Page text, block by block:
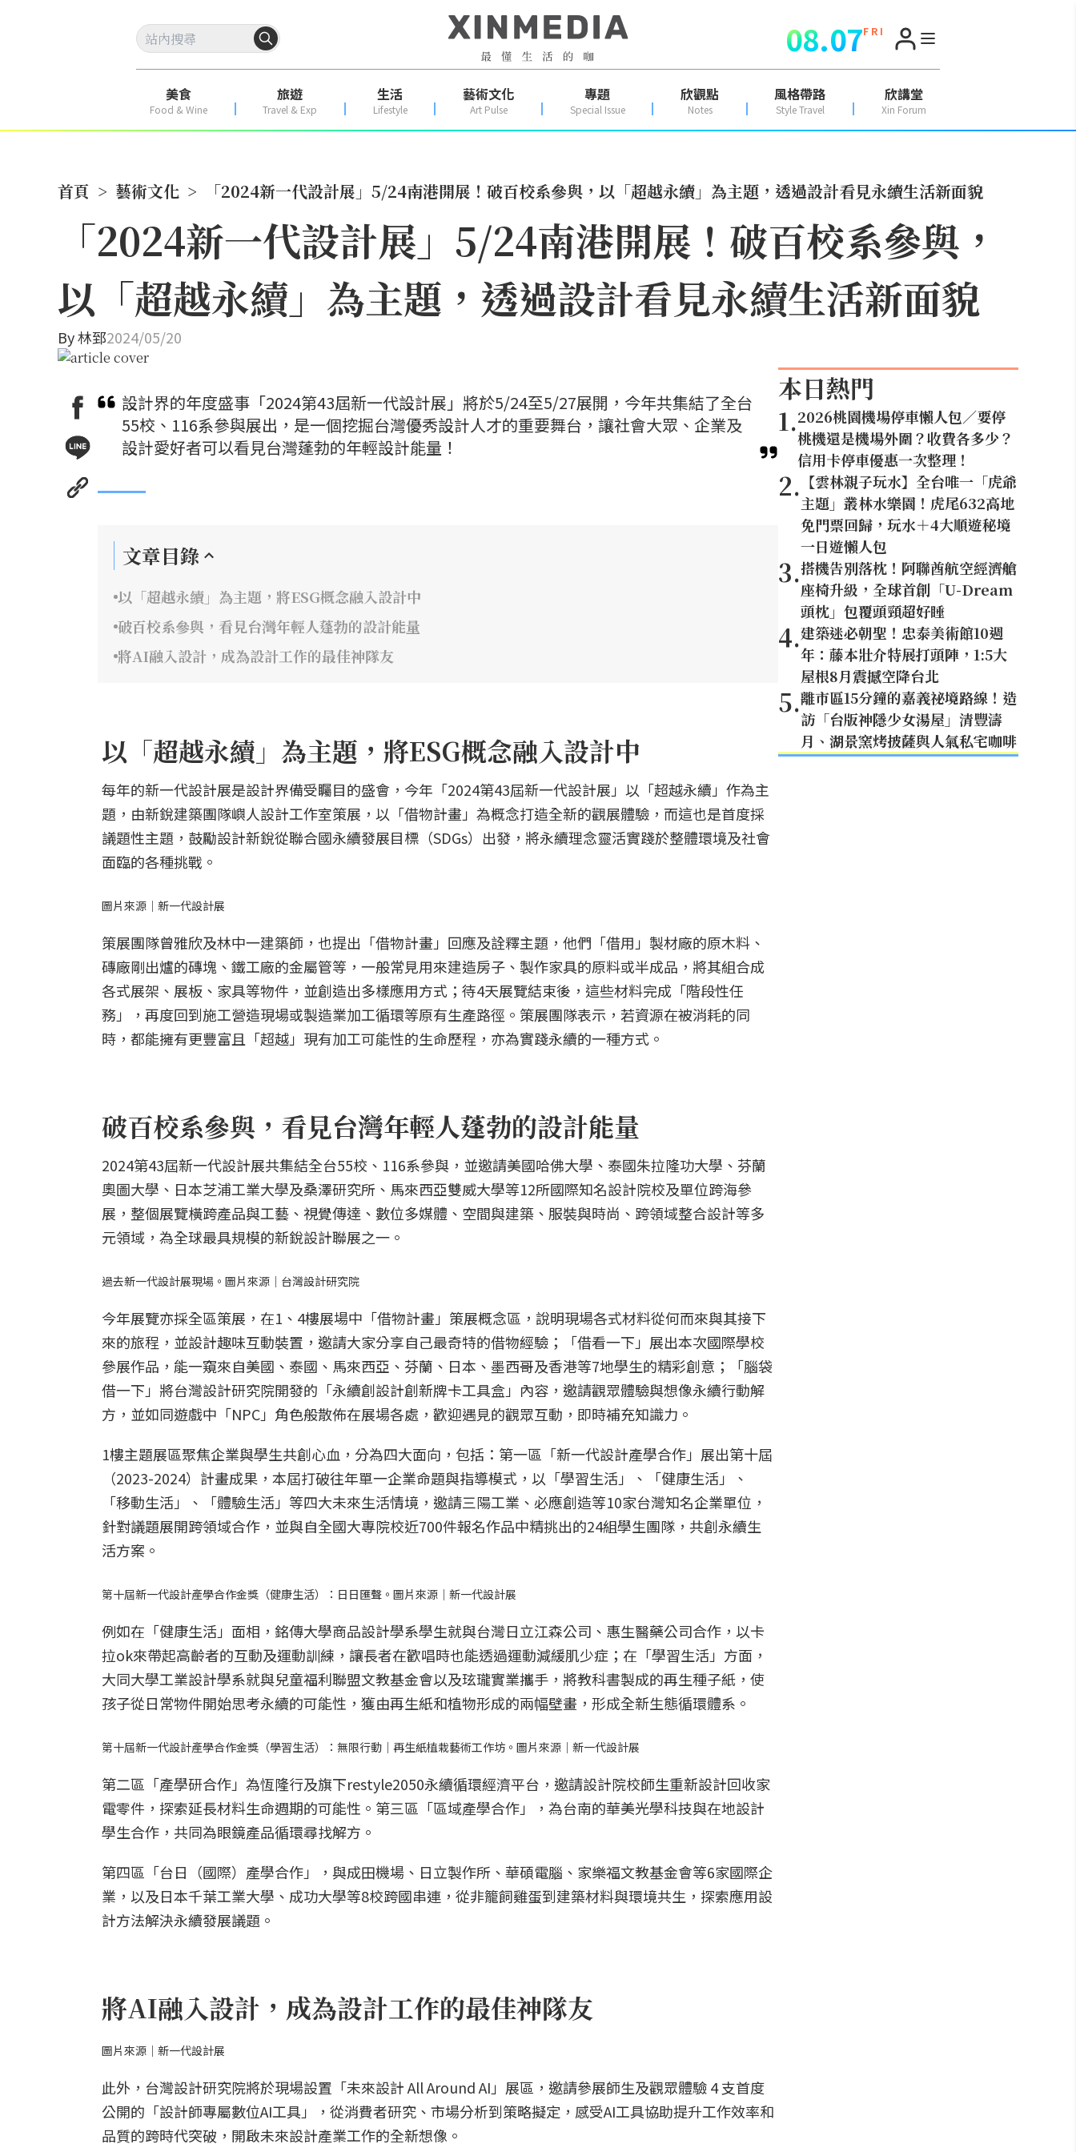
08.07F R I
美食
Food & Wine
旅遊
Travel & Exp
生活
Lifestyle
藝術文化
Art Pulse
專題
Special Issue
欣觀點
Notes
風格帶路
Style Travel
欣講堂
Xin Forum
首頁 > 藝術文化 > 「2024新一代設計展」5/24南港開展！破百校系參與，以「超越永續」為主題，透過設計看見永續生活新面貌
「2024新一代設計展」5/24南港開展！破百校系參與，
以「超越永續」為主題，透過設計看見永續生活新面貌
By林郅2024/05/20
設計界的年度盛事「2024第43屆新一代設計展」將於5/24至5/27展開，今年共集結了全台
55校、116系參與展出，是一個挖掘台灣優秀設計人才的重要舞台，讓社會大眾、企業及
設計愛好者可以看見台灣蓬勃的年輕設計能量！
文章目錄
以「超越永續」為主題，將ESG概念融入設計中
破百校系參與，看見台灣年輕人蓬勃的設計能量
將AI融入設計，成為設計工作的最佳神隊友
以「超越永續」為主題，將ESG概念融入設計中
每年的新一代設計展是設計界備受矚目的盛會，今年「2024第43屆新一代設計展」以「超越永續」作為主
題，由新銳建築團隊嶼人設計工作室策展，以「借物計畫」為概念打造全新的觀展體驗，而這也是首度採
議題性主題，鼓勵設計新銳從聯合國永續發展目標（SDGs）出發，將永續理念靈活實踐於整體環境及社會
面臨的各種挑戰。
圖片來源｜新一代設計展
策展團隊曾雅欣及林中一建築師，也提出「借物計畫」回應及詮釋主題，他們「借用」製材廠的原木料、
磚廠剛出爐的磚塊、鐵工廠的金屬管等，一般常見用來建造房子、製作家具的原料或半成品，將其組合成
各式展架、展板、家具等物件，並創造出多樣應用方式；待4天展覽結束後，這些材料完成「階段性任
務」，再度回到施工營造現場或製造業加工循環等原有生產路徑。策展團隊表示，若資源在被消耗的同
時，都能擁有更豐富且「超越」現有加工可能性的生命歷程，亦為實踐永續的一種方式。
破百校系參與，看見台灣年輕人蓬勃的設計能量
2024第43屆新一代設計展共集結全台55校、116系參與，並邀請美國哈佛大學、泰國朱拉隆功大學、芬蘭
奧圖大學、日本芝浦工業大學及桑澤研究所、馬來西亞雙威大學等12所國際知名設計院校及單位跨海參
展，整個展覽橫跨產品與工藝、視覺傳達、數位多媒體、空間與建築、服裝與時尚、跨領域整合設計等多
元領域，為全球最具規模的新銳設計聯展之一。
過去新一代設計展現場。圖片來源｜台灣設計研究院
今年展覽亦採全區策展，在1、4樓展場中「借物計畫」策展概念區，說明現場各式材料從何而來與其接下
來的旅程，並設計趣味互動裝置，邀請大家分享自己最奇特的借物經驗；「借看一下」展出本次國際學校
參展作品，能一窺來自美國、泰國、馬來西亞、芬蘭、日本、墨西哥及香港等7地學生的精彩創意；「腦袋
借一下」將台灣設計研究院開發的「永續創設計創新牌卡工具盒」內容，邀請觀眾體驗與想像永續行動解
方，並如同遊戲中「NPC」角色般散佈在展場各處，歡迎遇見的觀眾互動，即時補充知識力。
1樓主題展區聚焦企業與學生共創心血，分為四大面向，包括：第一區「新一代設計產學合作」展出第十屆
（2023-2024）計畫成果，本屆打破往年單一企業命題與指導模式，以「學習生活」、「健康生活」、
「移動生活」、「體驗生活」等四大未來生活情境，邀請三陽工業、必應創造等10家台灣知名企業單位，
針對議題展開跨領域合作，並與自全國大專院校近700件報名作品中精挑出的24組學生團隊，共創永續生
活方案。
第十屆新一代設計產學合作金獎（健康生活）：日日匯聲。圖片來源｜新一代設計展
例如在「健康生活」面相，銘傳大學商品設計學系學生就與台灣日立江森公司、惠生醫藥公司合作，以卡
拉ok來帶起高齡者的互動及運動訓練，讓長者在歡唱時也能透過運動減緩肌少症；在「學習生活」方面，
大同大學工業設計學系就與兒童福利聯盟文教基金會以及玹瓏實業攜手，將教科書製成的再生種子紙，使
孩子從日常物件開始思考永續的可能性，獲由再生紙和植物形成的兩幅壁畫，形成全新生態循環體系。
第十屆新一代設計產學合作金獎（學習生活）：無限行動｜再生紙植栽藝術工作坊。圖片來源｜新一代設計展
第二區「產學研合作」為恆隆行及旗下restyle2050永續循環經濟平台，邀請設計院校師生重新設計回收家
電零件，探索延長材料生命週期的可能性。第三區「區域產學合作」，為台南的華美光學科技與在地設計
學生合作，共同為眼鏡產品循環尋找解方。
第四區「台日（國際）產學合作」，與成田機場、日立製作所、華碩電腦、家樂福文教基金會等6家國際企
業，以及日本千葉工業大學、成功大學等8校跨國串連，從非籠飼雞蛋到建築材料與環境共生，探索應用設
計方法解決永續發展議題。
將AI融入設計，成為設計工作的最佳神隊友
圖片來源｜新一代設計展
此外，台灣設計研究院將於現場設置「未來設計 All Around AI」展區，邀請參展師生及觀眾體驗 4 支首度
公開的「設計師專屬數位AI工具」，從消費者研究、市場分析到策略擬定，感受AI工具協助提升工作效率和
品質的跨時代突破，開啟未來設計產業工作的全新想像。
本日熱門
1.2026桃園機場停車懶人包／要停
桃機還是機場外圍？收費各多少？
信用卡停車優惠一次整理！
2. 【雲林親子玩水】全台唯一「虎爺
主題」叢林水樂園！虎尾632高地
免門票回歸，玩水＋4大順遊秘境
一日遊懶人包
3.搭機告別落枕！阿聯酋航空經濟艙
座椅升級，全球首創「U-Dream
頭枕」包覆頭頸超好睡
4.建築迷必朝聖！忠泰美術館10週
年：藤本壯介特展打頭陣，1:5大
屋根8月震撼空降台北
5.離市區15分鐘的嘉義祕境路線！造
訪「台版神隱少女湯屋」清豐濤
月、湖景窯烤披薩與人氣私宅咖啡